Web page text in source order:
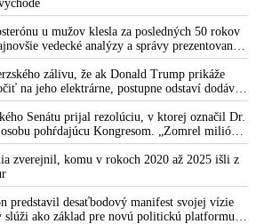
spýtal sa
u mužov klesla za posledných 50 rokov
vedecké analýzy a správy prezentované
ohrozenie schopnosti mužov splodiť
zálivu, že ak Donald Trump prikáže
na jeho elektrárne, postupne odstaví dodávky
v celom regióne
Senátu prijal rezolúciu, v ktorej označil Dr.
pohŕdajúcu Kongresom. „Zomrel milión
že si zaslúžia poznať pravdu,“ vyhlásil senátor
zverejnil, komu v rokoch 2020 až 2025 išli z
predstavil desaťbodový manifest svojej vízie
slúži ako základ pre novú politickú platformu